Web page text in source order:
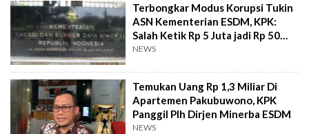
Terbongkar Modus Korupsi Tukin
ASN Kementerian ESDM, KPK:
Salah Ketik Rp 5 Juta jadi Rp 50
Juta
NEWS
Temukan Uang Rp 1,3 Miliar Di
Apartemen Pakubuwono, KPK
Panggil Plh Dirjen Minerba ESDM
NEWS